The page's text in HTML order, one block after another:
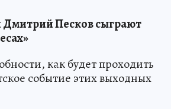
Дмитрий Песков сыграют
как будет проходить
событие этих выходных